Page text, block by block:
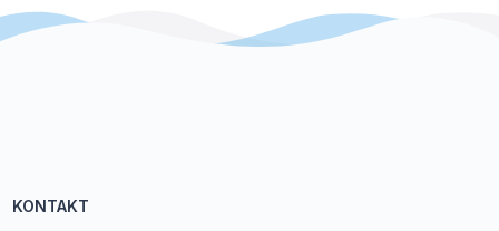
KONTAKT